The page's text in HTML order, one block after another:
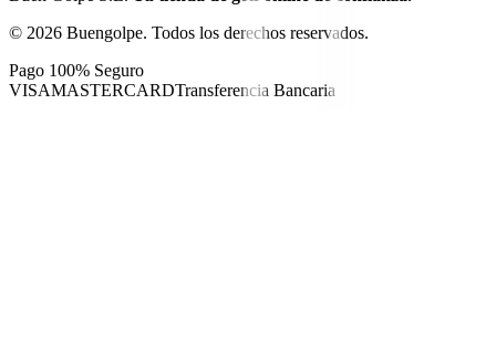
© 2026 Buengolpe. Todos los derechos reservados.
Pago 100% Seguro
VISAMASTERCARDTransferencia Bancaria